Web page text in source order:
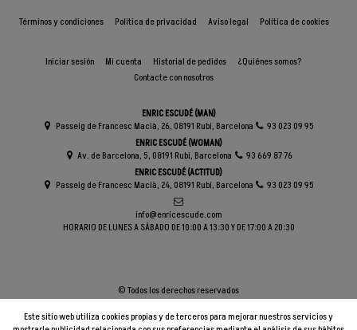
Términos y condiciones Política de privacidad Aviso legal Política de cookies
Iniciar sesión Mi cuenta Historial de pedidos
¿Quiénes somos?
Contacte con nosotros
ENRIC ESCUDÉ (MAN)
Passeig de Francesc Macià, 26, 08191 Rubí, Barcelona
93 023 09 95
ENRIC ESCUDÉ (WOMAN)
Av. de Barcelona, 5, 08191 Rubí, Barcelona
93 669 87 76
ENRIC ESCUDÉ (ACTITUD)
Passeig de Francesc Macià, 24, 08191 Rubí, Barcelona
93 023 09 95
info@enricescude.com
HORARIO DE LUNES A SÁBADO DE 10:00 A 13:30 Y DE 17:00 A 20:30
Este sitio web utiliza cookies propias y de terceros para mejorar nuestros servicios y
© Todos los derechos reservados